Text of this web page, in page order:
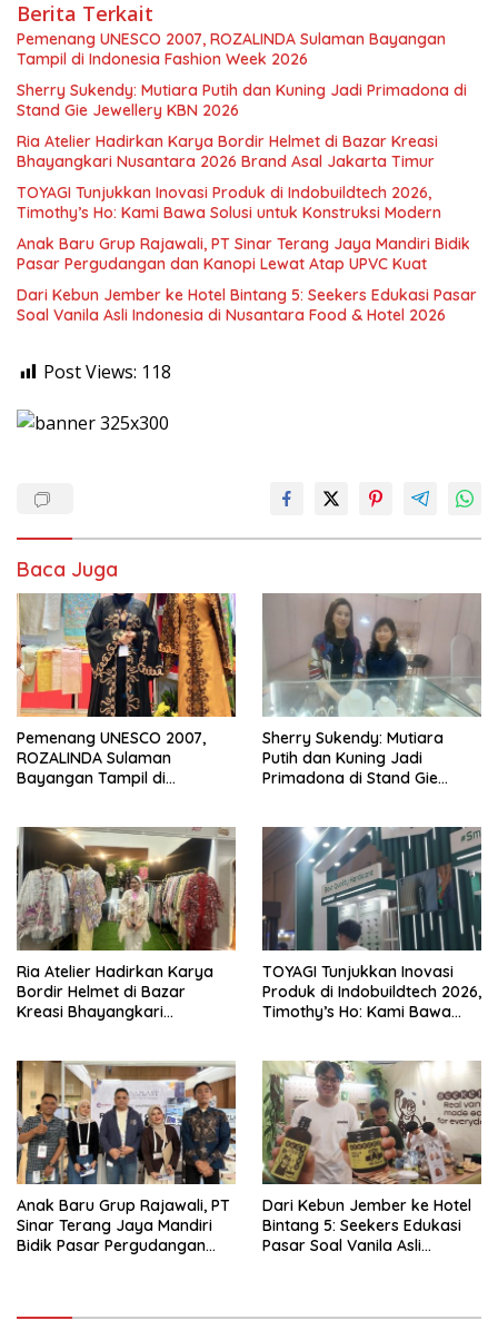
Berita Terkait
Pemenang UNESCO 2007, ROZALINDA Sulaman Bayangan
Tampil di Indonesia Fashion Week 2026
Sherry Sukendy: Mutiara Putih dan Kuning Jadi Primadona di
Stand Gie Jewellery KBN 2026
Ria Atelier Hadirkan Karya Bordir Helmet di Bazar Kreasi
Bhayangkari Nusantara 2026 Brand Asal Jakarta Timur
TOYAGI Tunjukkan Inovasi Produk di Indobuildtech 2026,
Timothy’s Ho: Kami Bawa Solusi untuk Konstruksi Modern
Anak Baru Grup Rajawali, PT Sinar Terang Jaya Mandiri Bidik
Pasar Pergudangan dan Kanopi Lewat Atap UPVC Kuat
Dari Kebun Jember ke Hotel Bintang 5: Seekers Edukasi Pasar
Soal Vanila Asli Indonesia di Nusantara Food & Hotel 2026
Post Views: 118
Baca Juga
Pemenang UNESCO 2007,
ROZALINDA Sulaman
Bayangan Tampil di
Sherry Sukendy: Mutiara
Putih dan Kuning Jadi
Primadona di Stand Gie
Ria Atelier Hadirkan Karya
Bordir Helmet di Bazar
Kreasi Bhayangkari
TOYAGI Tunjukkan Inovasi
Produk di Indobuildtech 2026,
Timothy’s Ho: Kami Bawa
Anak Baru Grup Rajawali, PT
Sinar Terang Jaya Mandiri
Bidik Pasar Pergudangan
Dari Kebun Jember ke Hotel
Bintang 5: Seekers Edukasi
Pasar Soal Vanila Asli